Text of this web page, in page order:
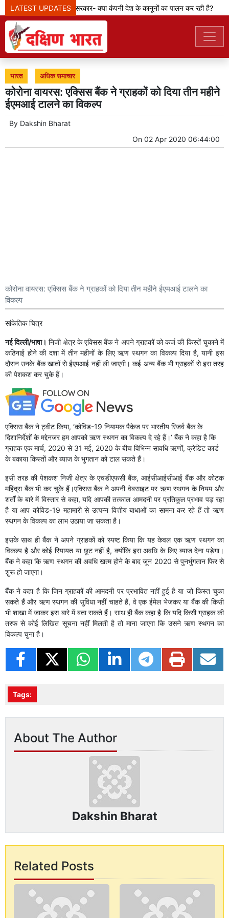
LATEST UPDATES
मेटा टीम से पूछ रही सरकार- क्या कंपनी देश के कानूनों का पालन कर रही है?
भारत अधिक समाचार
कोरोना वायरस: एक्सिस बैंक ने ग्राहकों को दिया तीन महीने
ईएमआई टालने का विकल्प
By Dakshin Bharat
On 02 Apr 2020 06:44:00
कोरोना वायरस: एक्सिस बैंक ने ग्राहकों को दिया तीन महीने ईएमआई टालने का
विकल्प
सांकेतिक चित्र
नई दिल्ली/भाषा। निजी क्षेत्र के एक्सिस बैंक ने अपने ग्राहकों को कर्ज की किस्तें चुकाने में
कठिनाई होने की दशा में तीन महीनों के लिए ऋण स्थगन का विकल्प दिया है, यानी इस
दौरान उनके बैंक खातों से ईएमआई नहीं ली जाएगी। कई अन्य बैंक भी ग्राहकों से इस तरह
की पेशकश कर चुके हैं।
एक्सिस बैंक ने ट्वीट किया, ‘कोविड-19 नियामक पैकेज पर भारतीय रिजर्व बैंक के
दिशानिर्देशों के मद्देनजर हम आपको ऋण स्थगन का विकल्प दे रहे हैं।’ बैंक ने कहा है कि
ग्राहक एक मार्च, 2020 से 31 मई, 2020 के बीच विभिन्न सावधि ऋणों, क्रेडिट कार्ड
के बकाया किस्तों और ब्याज के भुगतान को टाल सकते हैं।
इसी तरह की पेशकश निजी क्षेत्र के एचडीएफसी बैंक, आईसीआईसीआई बैंक और कोटक
महिंद्रा बैंक भी कर चुके हैं।एक्सिस बैंक ने अपनी वेबसाइट पर ऋण स्थगन के नियम और
शर्तों के बारे में विस्तार से कहा, यदि आपकी तत्काल आमदनी पर प्रतिकूल प्रभाव पड़ रहा
है या आप कोविड-19 महामारी से उत्पन्न वित्तीय बाधाओं का सामना कर रहे हैं तो ऋण
स्थगन के विकल्प का लाभ उठाया जा सकता है।
इसके साथ ही बैंक ने अपने ग्राहकों को स्पष्ट किया कि यह केवल एक ऋण स्थगन का
विकल्प है और कोई रियायत या छूट नहीं है, क्योंकि इस अवधि के लिए ब्याज देना पड़ेगा।
बैंक ने कहा कि ऋण स्थगन की अवधि खत्म होने के बाद जून 2020 से पुनर्भुगतान फिर से
शुरू हो जाएगा।
बैंक ने कहा है कि जिन ग्राहकों की आमदनी पर प्रभावित नहीं हुई है या जो किस्त चुका
सकते हैं और ऋण स्थगन की सुविधा नहीं चाहते हैं, वे एक ईमेल भेजकर या बैंक की किसी
भी शाखा में जाकर इस बारे में बता सकते हैं। साथ ही बैंक कहा है कि यदि किसी ग्राहक की
तरफ से कोई लिखित सूचना नहीं मिलती है तो माना जाएगा कि उसने ऋण स्थगन का
विकल्प चुना है।
Tags:
About The Author
Dakshin Bharat
Related Posts